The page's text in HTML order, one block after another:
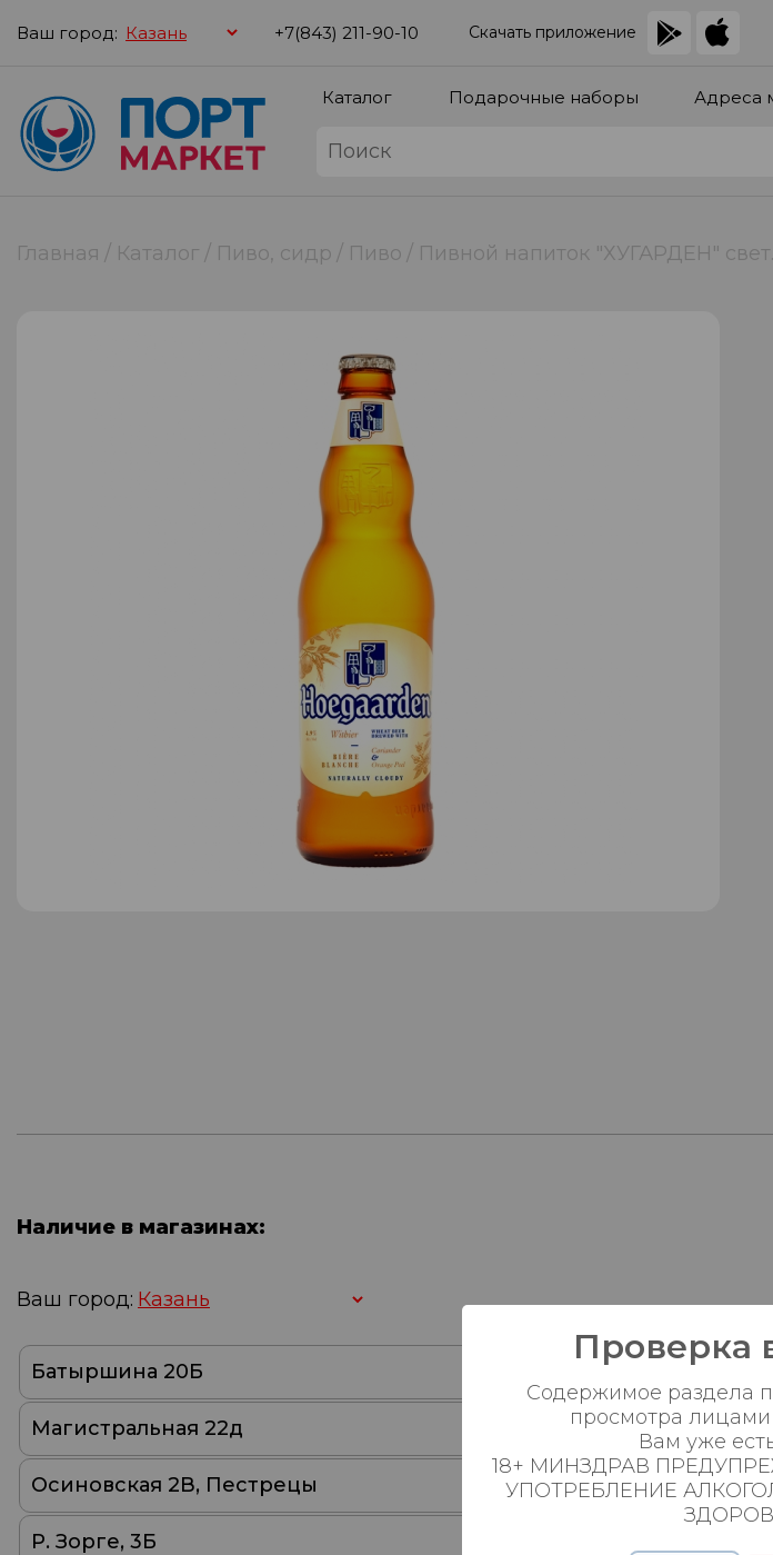
Ваш город: +7(843) 211-90-10 Скачать приложение
Каталог Подарочные наборы Адреса
Главная Каталог Пиво, сидр Пиво Пивной напиток "ХУГАРДЕН"
Наличие в магазинах:
Ваш город:
Батыршина 20Б
Магистральная 22д
Осиновская 2В, Пестрецы
Р. Зорге, 3Б
Проверка
Содержимое раздела
просмотра лицами
Вам уже
18+ МИНЗДРАВ
УПОТРЕБЛЕНИЕ